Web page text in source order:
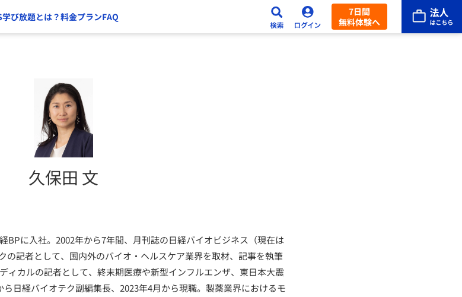
び放題とは？料金プランFAQ
7日間
無料体験へ
久保田 文
BPに入社。2002年から7年間、月刊誌の日経バイオビジネス（現在は
の記者として、国内外のバイオ・ヘルスケア業界を取材、記事を執筆
ィカルの記者として、終末期医療や新型インフルエンザ、東日本大震
日経バイオテク副編集長、2023年4月から現職。製薬業界におけるモ